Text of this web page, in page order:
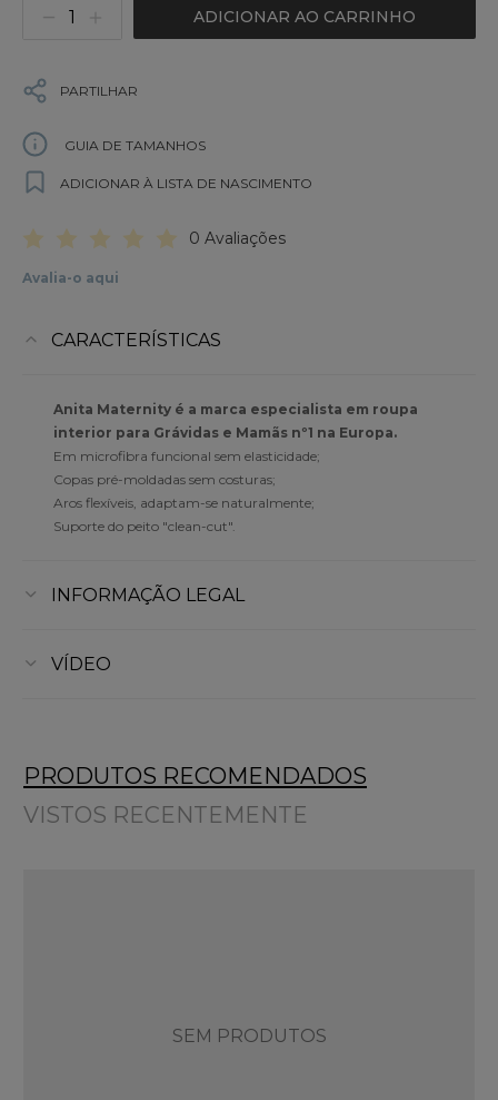
ADICIONAR AO CARRINHO
PARTILHAR
GUIA DE TAMANHOS
ADICIONAR À LISTA DE NASCIMENTO
0 Avaliações
Avalia-o aqui
CARACTERÍSTICAS
Anita Maternity é a marca especialista em roupa
interior para Grávidas e Mamãs nº1 na Europa.
Em microfibra funcional sem elasticidade;
Copas pré-moldadas sem costuras;
Aros flexíveis, adaptam-se naturalmente;
Suporte do peito "clean-cut".
INFORMAÇÃO LEGAL
VÍDEO
PRODUTOS RECOMENDADOS
VISTOS RECENTEMENTE
SEM PRODUTOS